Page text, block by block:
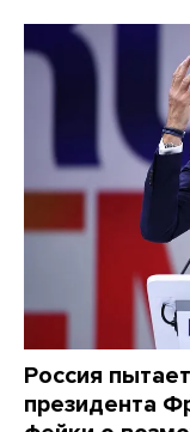
Россия
президента